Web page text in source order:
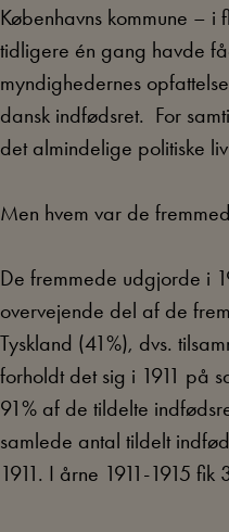
Københavns kommune –
tidligere én gang havde
myndighedernes
dansk indfødsret. For
det almindelige politiske
Men hvem var de
De fremmede udgjorde i
overvejende del af de
Tyskland (41%), dvs.
forholdt det sig i 1911 på
91% af de tildelte
samlede antal tildelt
1911. I årne 1911-1915